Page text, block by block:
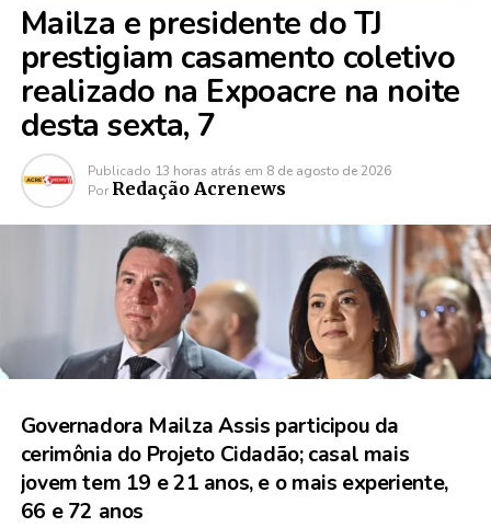
Mailza e presidente do TJ
prestigiam casamento coletivo
realizado na Expoacre na noite
desta sexta, 7
Publicado 13 horas atrás em 8 de agosto de 2026
Por Redação Acrenews
Governadora Mailza Assis participou da
cerimônia do Projeto Cidadão; casal mais
jovem tem 19 e 21 anos, e o mais experiente,
66 e 72 anos